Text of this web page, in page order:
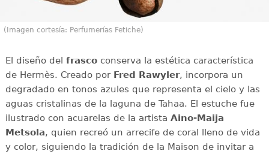
(Imagen cortesía: Perfumerías Fetiche)
El diseño del frascoconserva la estética característica
de Hermès. Creado por Fred Rawyler, incorpora un
degradado en tonos azules que representa el cielo y las
aguas cristalinas de la laguna de Tahaa. El estuche fue
ilustrado con acuarelas de la artista Aino-Maija
Metsola, quien recreó un arrecife de coral lleno de vida
y color, siguiendo la tradición de la Maison de invitar a